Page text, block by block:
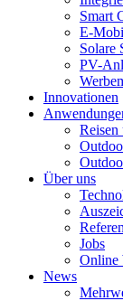
Smart
E-
Solare
PV-
Innovationen
Reisen
Über uns
Jobs
Online
News